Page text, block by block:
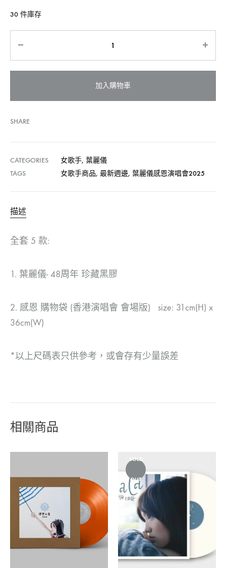
30 件庫存
加入購物車
SHARE
CATEGORIES 女歌手, 葉麗儀
TAGS
女歌手商品, 最新週邊, 葉麗儀感恩演唱會2025
描述
全套 5 款:
1. 葉麗儀- 48周年 珍藏黑膠
2. 感恩 購物袋 (香港演唱會 會場版) size: 31cm(H) x
36cm(W)
*以上尺碼表只供參考，或會存有少量誤差
相關商品
SOLD
OUT